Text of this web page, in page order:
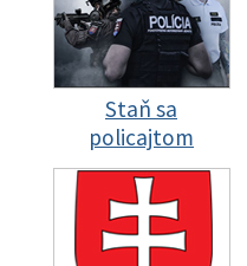
Staň sa
policajtom